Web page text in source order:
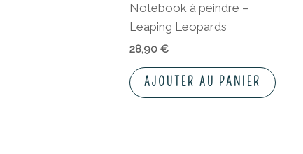
Notebook à peindre –
Leaping Leopards
28,90€
AJOUTER AU PANIER